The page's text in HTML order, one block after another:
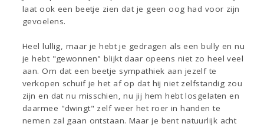
laat ook een beetje zien dat je geen oog had voor zijn
gevoelens.
Heel lullig, maar je hebt je gedragen als een bully en nu
je hebt "gewonnen" blijkt daar opeens niet zo heel veel
aan. Om dat een beetje sympathiek aan jezelf te
verkopen schuif je het af op dat hij niet zelfstandig zou
zijn en dat nu misschien, nu jij hem hebt losgelaten en
daarmee "dwingt" zelf weer het roer in handen te
nemen zal gaan ontstaan. Maar je bent natuurlijk acht